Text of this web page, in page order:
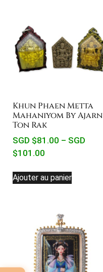
Khun Phaen Metta
Mahaniyom By Ajarn
Ton Rak
SGD $81.00 – SGD
$101.00
Ajouter au panier